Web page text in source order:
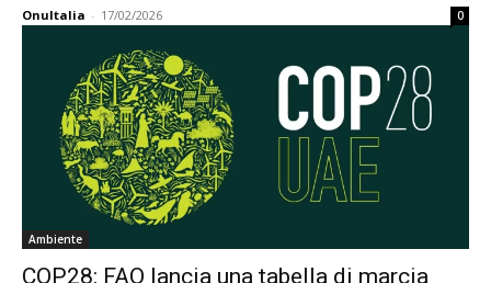
OnuItalia - 17/02/2026 0
Ambiente
COP28: FAO lancia una tabella di marcia